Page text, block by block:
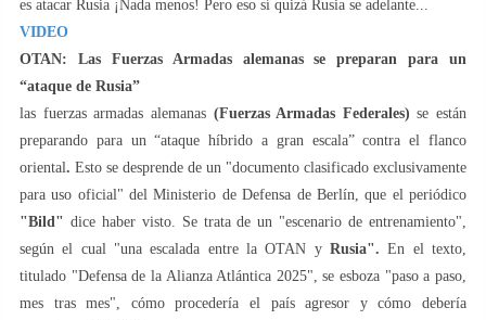
es atacar Rusia ¡Nada menos! Pero eso sí quizá Rusia se adelante...
VIDEO
OTAN: Las Fuerzas Armadas alemanas se preparan para un
“ataque de Rusia”
las fuerzas armadas alemanas (Fuerzas Armadas Federales) se están
preparando para un “ataque híbrido a gran escala” contra el flanco
oriental. Esto se desprende de un "documento clasificado exclusivamente
para uso oficial" del Ministerio de Defensa de Berlín, que el periódico
"Bild" dice haber visto. Se trata de un "escenario de entrenamiento",
según el cual "una escalada entre la OTAN y Rusia". En el texto,
titulado "Defensa de la Alianza Atlántica 2025", se esboza "paso a paso,
mes tras mes", cómo procedería el país agresor y cómo debería